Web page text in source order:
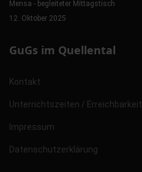
Mensa - begleiteter Mittagstisch
12. Oktober 2025
GuGs im Quellental
Kontakt
Unterrichtszeiten / Erreichbarkeit
Impressum
Datenschutzerklärung